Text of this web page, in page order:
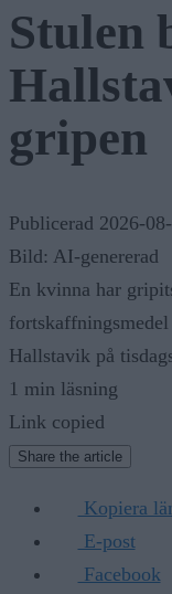
Stulen
gripen
Publicerad 2026-
Bild: AI-genererad
En kvinna har
Hallstavik på
1 min läsning
Link copied
Share the article
Kopiera
E-post
Facebook